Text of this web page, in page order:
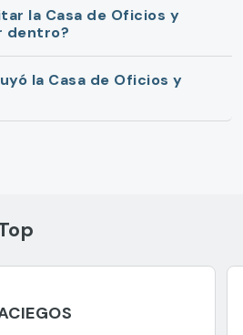
la Casa de Oficios y
dentro?
la Casa de Oficios y